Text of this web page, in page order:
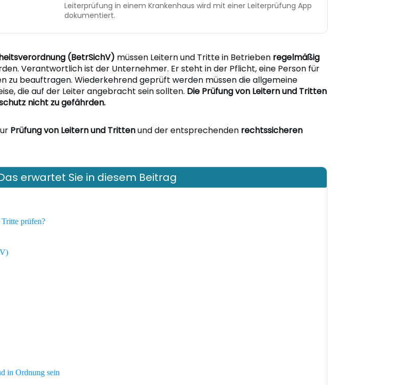
Leiterprüfung in einem Krankenhaus wird mit einer Leiterprüfung App
dokumentiert.
(BetrSichV) müssen Leitern und Tritte in Betrieben regelmäßig
Verantwortlich ist der Unternehmer. Er steht in der Pflicht, eine Person für
zu beauftragen. Wiederkehrend geprüft werden müssen die allgemeine
die auf der Leiter angebracht sein sollten. Die Prüfung von Leitern und Tritten
nicht zu gefährden.
Prüfung von Leitern und Trittenund der entsprechenden rechtssicheren
erwartet Sie in diesem Beitrag
prüfen?
in Ordnung sein